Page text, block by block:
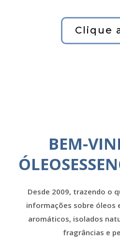
Clique
BEM-
Desde 2009, trazendo o
informações sobre óleos
aromáticos, isolados
fragrâncias e